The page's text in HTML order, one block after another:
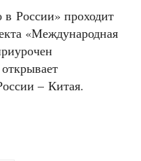
в России» проходит
«Международная
– Китая.